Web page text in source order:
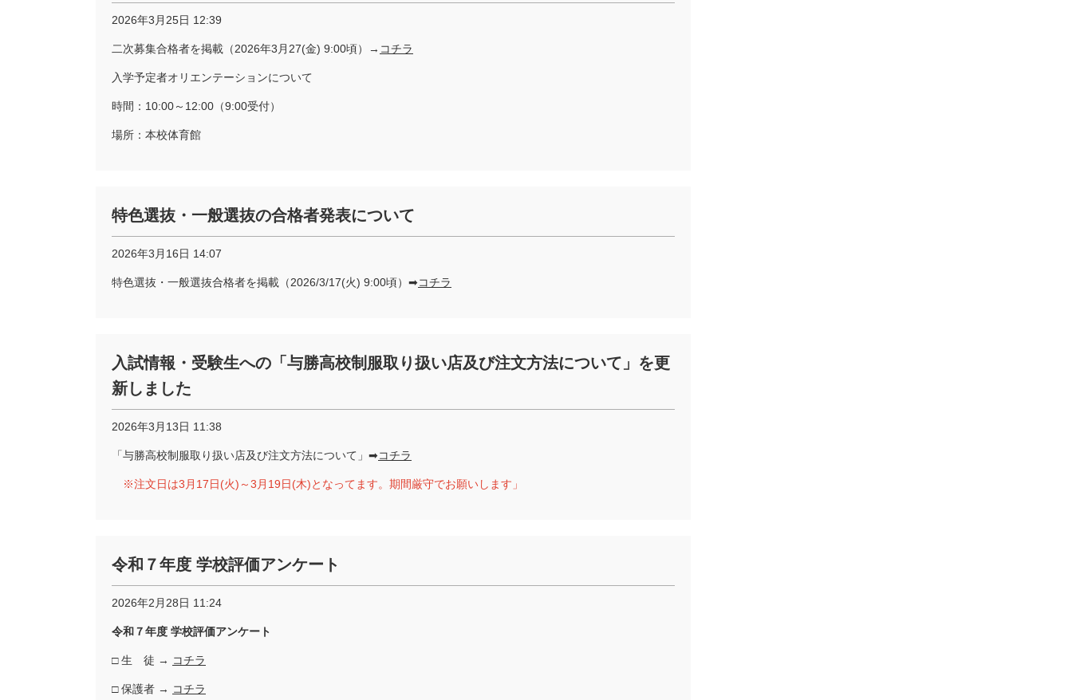
2026年3月25日 12:39
二次募集合格者を掲載（2026年3月27(金) 9:00頃）→ コチラ
入学予定者オリエンテーションについて
時間：10:00～12:00（9:00受付）
場所：本校体育館
特色選抜・一般選抜の合格者発表について
2026年3月16日 14:07
特色選抜・一般選抜合格者を掲載（2026/3/17(火) 9:00頃）➡コチラ
入試情報・受験生への「与勝高校制服取り扱い店及び注文方法について」を更
新しました
2026年3月13日 11:38
「与勝高校制服取り扱い店及び注文方法について」➡コチラ
※注文日は3月17日(火)～3月19日(木)となってます。期間厳守でお願いします」
令和７年度 学校評価アンケート
2026年2月28日 11:24
令和７年度 学校評価アンケート
□ 生 徒 → コチラ
□ 保護者 → コチラ